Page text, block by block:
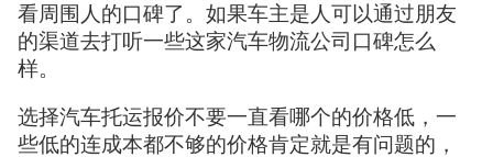
看周围人的口碑了。如果车主是人可以通过朋友
的渠道去打听一些这家汽车物流公司口碑怎么
样。
选择汽车托运报价不要一直看哪个的价格低，一
些低的连成本都不够的价格肯定就是有问题的，